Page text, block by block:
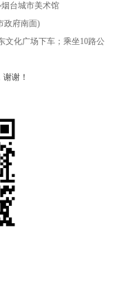
台城市美术馆
政府南面)
文化广场下车；乘坐10路公
谢！